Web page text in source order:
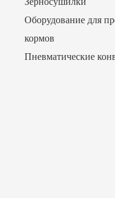
Оборудование для
кормов
Пневматические